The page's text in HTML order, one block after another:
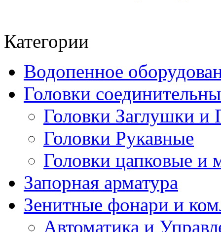
Категории
Водопенное
Головки
Головки Заглушки и
Головки Рукавные
Головки цапковые и
Запорная арматура
Зенитные фонари и
Автоматика и